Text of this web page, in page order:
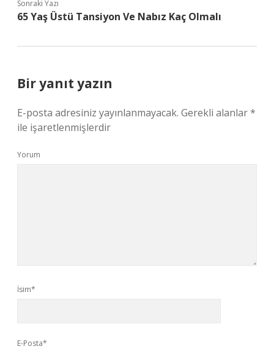
Sonraki Yazı
65 Yaş Üstü Tansiyon Ve Nabız Kaç Olmalı
Bir yanıt yazın
E-posta adresiniz yayınlanmayacak. Gerekli alanlar*
ile işaretlenmişlerdir
Yorum
İsim*
E-Posta*